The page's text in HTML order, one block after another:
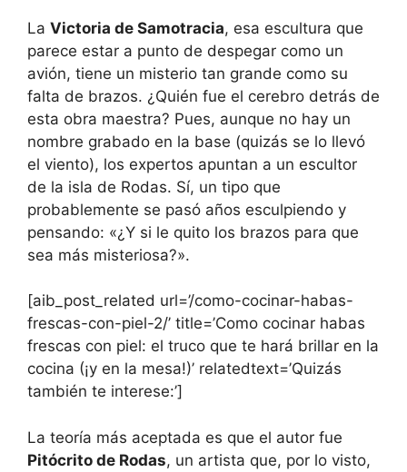
La Victoria de Samotracia, esa escultura que
parece estar a punto de despegar como un
avión, tiene un misterio tan grande como su
falta de brazos. ¿Quién fue el cerebro detrás de
esta obra maestra? Pues, aunque no hay un
nombre grabado en la base (quizás se lo llevó
el viento), los expertos apuntan a un escultor
de la isla de Rodas. Sí, un tipo que
probablemente se pasó años esculpiendo y
pensando: «¿Y si le quito los brazos para que
sea más misteriosa?».
[aib_post_related url=’/como-cocinar-habas-
frescas-con-piel-2/’ title=’Como cocinar habas
frescas con piel: el truco que te hará brillar en la
cocina (¡y en la mesa!)’ relatedtext=’Quizás
también te interese:’]
La teoría más aceptada es que el autor fue
Pitócrito de Rodas, un artista que, por lo visto,